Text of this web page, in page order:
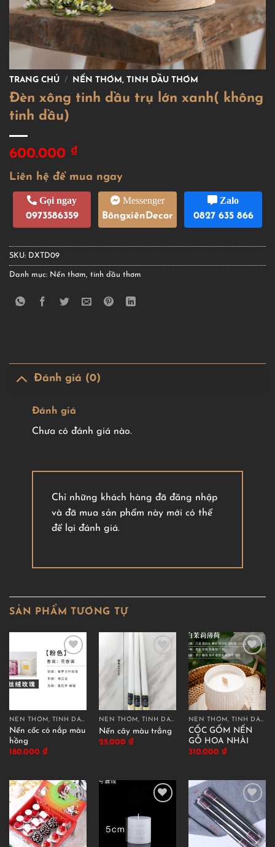
TRANG CHỦ / NẾN THƠM, TINH DẦU THƠM
Đèn xông tinh dầu trụ lớn xanh( không
tinh dầu)
600.000 ₫
Liên hệ để mua ngay
Gọi ngay
0973586359
Messenger
BôngxiênDecor
Zalo
0827 635 866
SKU: DXTD09
Danh mục: Nến thơm, tinh dầu thơm
Đánh giá (0)
Đánh giá
Chưa có đánh giá nào.
Chỉ những khách hàng đã đăng nhập
và đã mua sản phẩm này mới có thể
để lại đánh giá.
SẢN PHẨM TƯƠNG TỰ
NẾN THƠM, TINH DẦU THƠM
Nến cốc có nắp màu
hồng
180.000 ₫
NẾN THƠM, TINH DẦU THƠM
Nến cây màu trắng
25.000 ₫
NẾN THƠM, TINH DẦU THƠM
CỐC GỐM NẾN
GỖ HOA NHÀI
310.000 ₫